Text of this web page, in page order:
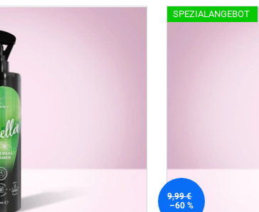
SPEZIALANGEBOT
9,99 €
–60 %